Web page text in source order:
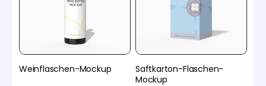
Weinflaschen-Mockup
Saftkarton-Flaschen-
Mockup